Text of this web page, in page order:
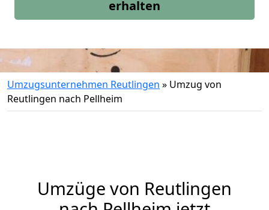
erhalten
Umzugsunternehmen Reutlingen » Umzug von
Reutlingen nach Pellheim
Umzüge von Reutlingen